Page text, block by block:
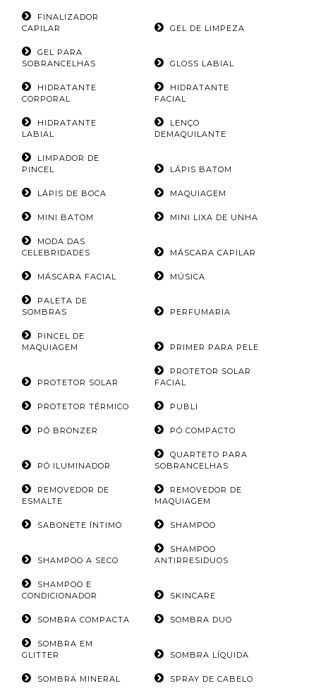
FINALIZADOR
CAPILAR
GEL DE LIMPEZA
GEL PARA
SOBRANCELHAS
GLOSS LABIAL
HIDRATANTE
CORPORAL
HIDRATANTE
FACIAL
HIDRATANTE
LABIAL
LENÇO
DEMAQUILANTE
LIMPADOR DE
PINCEL
LÁPIS BATOM
LÁPIS DE BOCA MAQUIAGEM
MINI BATOM MINI LIXA DE UNHA
MODA DAS
CELEBRIDADES
MÁSCARA CAPILAR
MÁSCARA FACIAL MÚSICA
PALETA DE
SOMBRAS
PERFUMARIA
PINCEL DE
MAQUIAGEM
PRIMER PARA PELE
PROTETOR SOLAR
PROTETOR SOLAR
FACIAL
PROTETOR TÉRMICO PUBLI
PÓ BRONZER PÓ COMPACTO
PÓ ILUMINADOR
QUARTETO PARA
SOBRANCELHAS
REMOVEDOR DE
ESMALTE
REMOVEDOR DE
MAQUIAGEM
SABONETE ÍNTIMO SHAMPOO
SHAMPOO A SECO
SHAMPOO
ANTIRRESIDUOS
SHAMPOO E
CONDICIONADOR
SKINCARE
SOMBRA COMPACTA SOMBRA DUO
SOMBRA EM
GLITTER
SOMBRA LÍQUIDA
SOMBRA MINERAL SPRAY DE CABELO